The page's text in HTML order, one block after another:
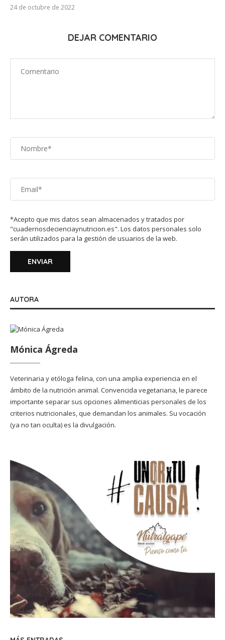
24 de octubre de 2022
DEJAR COMENTARIO
*Acepto que mis datos sean almacenados y tratados por
"cuadernosdecienciaynutricion.es". Los datos personales solo
serán utilizados para la gestión de usuarios de la web.
AUTORA
Mónica Ágreda
Veterinaria y etóloga felina, con una amplia experiencia en el
ámbito de la nutrición animal. Convencida vegetariana, le parece
importante separar sus opciones alimenticias personales de los
criterios nutricionales, que demandan los animales. Su vocación
(ya no tan oculta) es la divulgación.